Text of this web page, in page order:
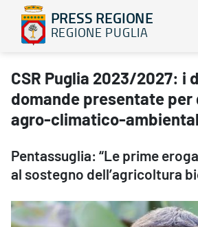
PRESS REGIONE
REGIONE PUGLIA
CSR Puglia 2023/2027: i dati delle
CSR Puglia 2023/2027: i
domande presentate per
agro-climatico-
Pentassuglia: “Le prime
al sostegno dell’agricoltura